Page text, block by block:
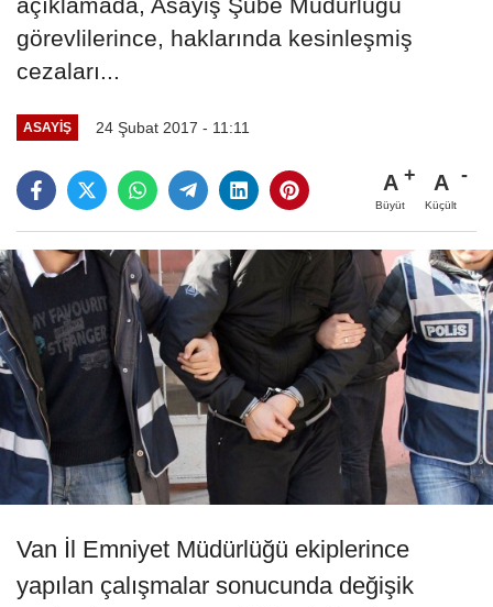
görevlilerince, haklarında kesinleşmiş
cezaları...
ASAYIŞ 24 Şubat 2017 - 11:11
A
Büyüt
A
Küçült
Van İl Emniyet Müdürlüğü ekiplerince
yapılan çalışmalar sonucunda değişik